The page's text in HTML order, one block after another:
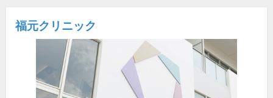
福元クリニック